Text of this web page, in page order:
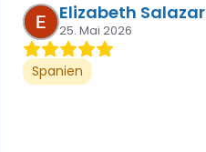
Elizabeth Salazar
25. Mai 2026
Spanien